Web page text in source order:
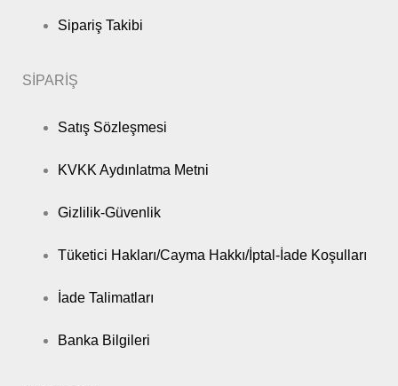
Sipariş Takibi
SİPARİŞ
Satış Sözleşmesi
KVKK Aydınlatma Metni
Gizlilik-Güvenlik
Tüketici Hakları/Cayma Hakkı/İptal-İade Koşulları
İade Talimatları
Banka Bilgileri